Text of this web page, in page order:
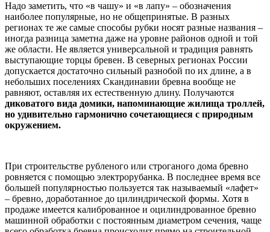
Надо заметить, что «в чашу» и «в лапу» – обозначения
наиболее популярные, но не общепринятые. В разных
регионах те же самые способы рубки носят разные названия –
иногда разница заметна даже на уровне районов одной и той
же области. Не является универсальной и традиция равнять
выступающие торцы бревен. В северных регионах России
допускается достаточно сильный разнобой по их длине, а в
небольших поселениях Скандинавии бревна вообще не
равняют, оставляя их естественную длину. Получаются
диковатого вида домики, напоминающие жилища троллей,
но удивительно гармонично сочетающиеся с природным
окружением.
При строительстве рубленого или строганого дома бревно
ровняется с помощью электрорубанка. В последнее время все
большей популярностью пользуется так называемый «лафет»
– бревно, доработанное до цилиндрической формы. Хотя в
продаже имеется калиброванное и оцилиндрованное бревно
машинной обработки с постоянным диаметром сечения, чаще